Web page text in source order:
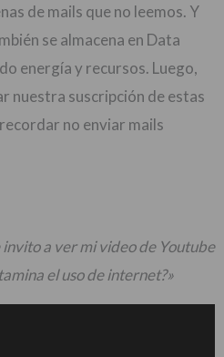
de mails que no leemos. Y
se almacena en Data
energía y recursos. Luego,
nuestra suscripción de estas
no enviar mails
a ver mi video de Youtube
el uso de internet?»